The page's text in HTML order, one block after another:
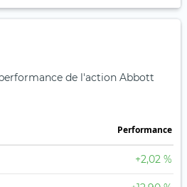
de l'action Abbott
Performance
+2,02 %